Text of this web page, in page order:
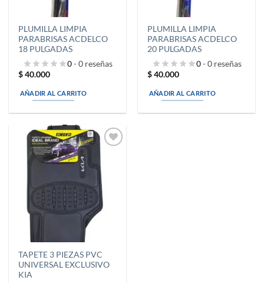
PLUMILLA LIMPIA
PARABRISAS ACDELCO
18 PULGADAS
0- 0 reseñas
$40.000
AÑADIR AL CARRITO
PLUMILLA LIMPIA
PARABRISAS ACDELCO
20 PULGADAS
0- 0 reseñas
$40.000
AÑADIR AL CARRITO
Añadir
lista de
deseos
TAPETE 3 PIEZAS PVC
UNIVERSAL EXCLUSIVO
KIA